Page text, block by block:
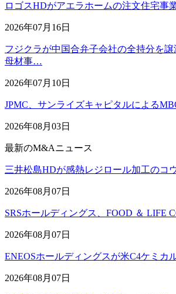
ロゴスHDがアエラホームの注文住宅事
2026年07月16日
フジクラが中国合弁子会社の全持分を
母材事…
2026年07月10日
JPMC、サンライズキャピタルによる
2026年08月03日
最新のM&Aニュース
三井松島HDが感熱レジロール加工のコ
2026年08月07日
SRSホールディングス、FOOD ＆ LIFE
2026年08月07日
ENEOSホールディングスが米C4ケミカ
2026年08月07日